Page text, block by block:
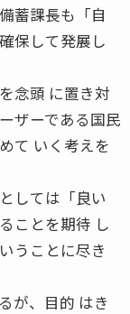
蓄課長も「自
保して発展し
念頭 に置き対
ザーである国民
て いく考えを
しては「良い
ことを期待 し
うことに尽き
が、目的 はき